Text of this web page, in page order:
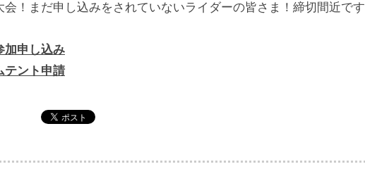
会！まだ申し込みをされていないライダーの皆さま！締切間近です
加申し込み
テント申請